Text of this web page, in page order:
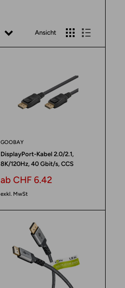
Ansicht
GOOBAY
DisplayPort-Kabel 2.0/2.1,
8K/120Hz, 40 Gbit/s, CCS
Sonderpreis
ab CHF 6.42
exkl. MwSt